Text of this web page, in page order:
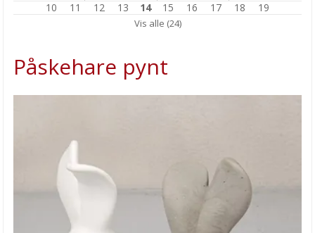
JULEKALENDER tiden er her!
HOBBYGLADE DAGER på KARIHAUGEN
HOBBYKUNST har flyttet til Oslo!
Enkle påskeharer
SÅPESTØPING er trendy!
Nytt oppbevaringssystem
10 11 12 13 14 15 16 17 18 19
Vis alle (24)
Påskehare pynt